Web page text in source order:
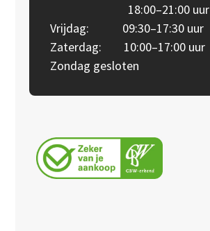
18:00–21:00 uur
Vrijdag: 09:30–17:30 uur
Zaterdag: 10:00–17:00 uur
Zondag gesloten